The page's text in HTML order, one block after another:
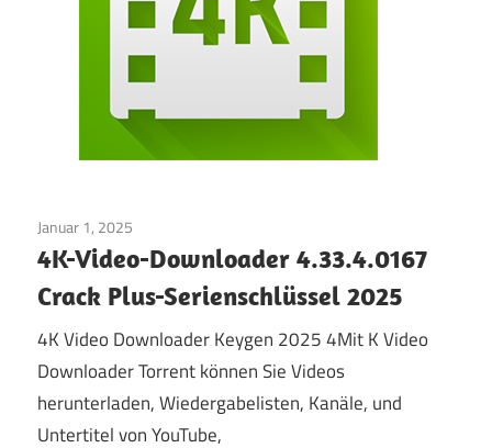
Januar 1, 2025
4K-Video-Downloader 4.33.4.0167
Crack Plus-Serienschlüssel 2025
4K Video Downloader Keygen 2025 4Mit K Video
Downloader Torrent können Sie Videos
herunterladen, Wiedergabelisten, Kanäle, und
Untertitel von YouTube,